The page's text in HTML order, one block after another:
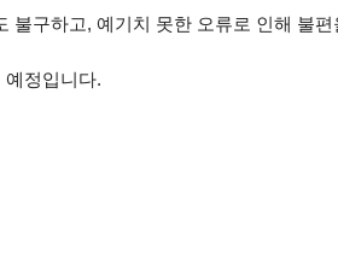
구하고, 예기치 못한 오류로 인해 불
예정입니다.